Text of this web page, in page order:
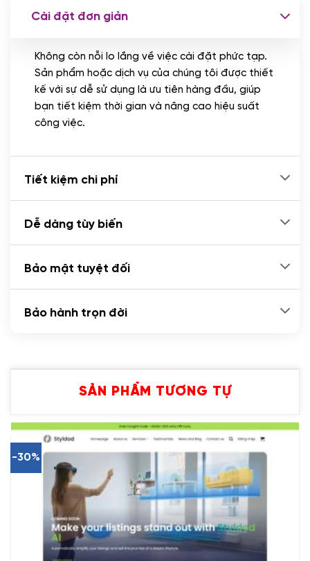
CÀI ĐẶT PLUGINS
Cài đặt plugin theo yêu cầu
(+100.000 VND)
Cài plugin xử lý thanh toán tự động qua
Cài đặt đơn giản
Không còn nỗi lo lắng về việc cài đặt phức tạp.
Sản phẩm hoặc dịch vụ của chúng tôi được thiết
kế với sự dễ sử dụng là ưu tiên hàng đầu, giúp
bạn tiết kiệm thời gian và nâng cao hiệu suất
công việc.
Tiết kiệm chi phí
Dễ dàng tùy biến
Bảo mật tuyệt đối
Bảo hành trọn đời
SẢN PHẨM TƯƠNG TỰ
-30%